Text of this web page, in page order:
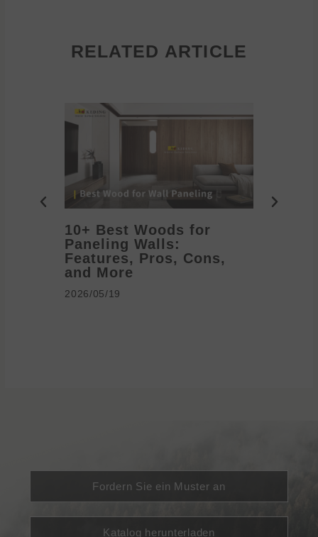
RELATED ARTICLE
10+ Best Woods for
Paneling Walls:
Features, Pros, Cons,
and More
2026/05/19
Fordern Sie ein Muster an
Katalog herunterladen